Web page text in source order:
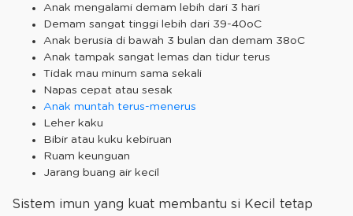
Anak mengalami demam lebih dari 3 hari
Demam sangat tinggi lebih dari 39-40oC
Anak berusia di bawah 3 bulan dan demam 38oC
Anak tampak sangat lemas dan tidur terus
Tidak mau minum sama sekali
Napas cepat atau sesak
Anak muntah terus-menerus
Leher kaku
Bibir atau kuku kebiruan
Ruam keunguan
Jarang buang air kecil
Sistem imun yang kuat membantu si Kecil tetap